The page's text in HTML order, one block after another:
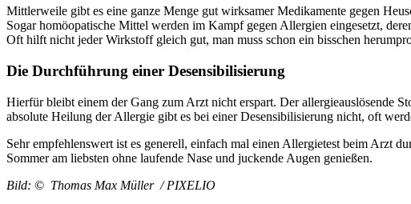
Mittlerweile gibt es eine ganze Menge gut wirksamer Medikamente gegen
Sogar homöopatische Mittel werden im Kampf gegen Allergien eingesetzt,
Oft hilft nicht jeder Wirkstoff gleich gut, man muss schon ein bisschen
Die Durchführung einer Desensibilisierung
Hierfür bleibt einem der Gang zum Arzt nicht erspart. Der allergieauslösende
absolute Heilung der Allergie gibt es bei einer Desensibilisierung nicht, oft
Sehr empfehlenswert ist es generell, einfach mal einen Allergietest beim Arzt
Sommer am liebsten ohne laufende Nase und juckende Augen genießen.
Bild: © Thomas Max Müller / PIXELIO